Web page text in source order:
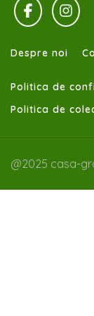
Despre noi
Politica de
Politica de
@2025 casa-